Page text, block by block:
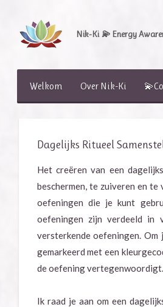
Nik-Ki 💫 Energy
Welkom Over Nik-Ki
Dagelijks Ritueel
Het creëren van een
beschermen, te zuiveren en
oefeningen die je kunt
oefeningen zijn verdeeld in
versterkende oefeningen.
gemarkeerd met een
de oefening vertegenwoordigt.
Ik raad je aan om een